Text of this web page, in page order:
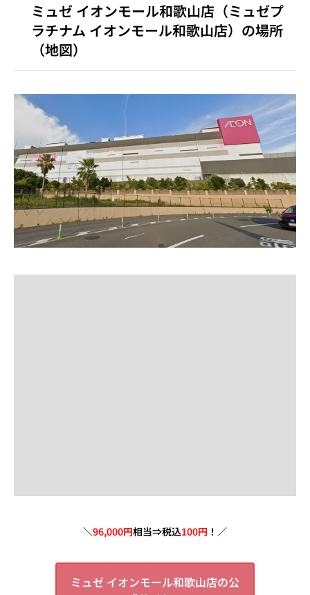
ミュゼ イオンモール和歌山店（ミュゼプ
ラチナム イオンモール和歌山店）の場所
（地図）
＼96,000円相当⇒税込100円 ！／
ミュゼ イオンモール和歌山店の公